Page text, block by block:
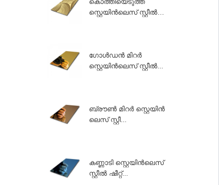
സ്റ്റെയിൻലെസ് സ്റ്റീൽ
ഗോൾഡൻ മിറർ
സ്റ്റെയിൻലെസ് സ്റ്റീൽ...
ബ്രൗൺ മിറർ സ്റ്റെയിൻ
ലെസ് സ്റ്റീ...
കണ്ണാടി സ്റ്റെയിൻലെസ്
സ്റ്റീൽ ഷീറ്റ്...